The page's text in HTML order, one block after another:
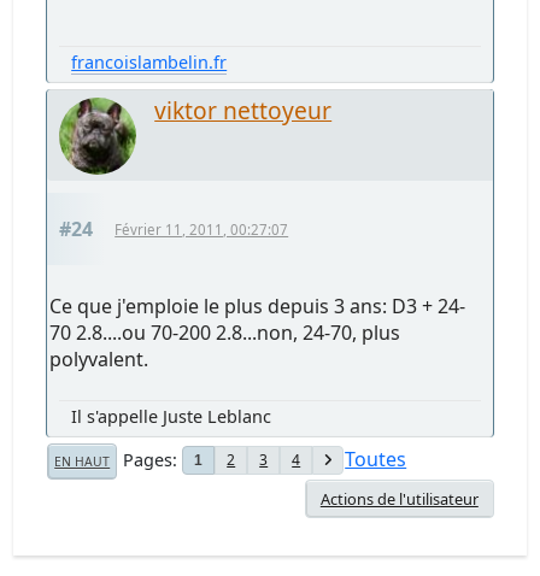
francoislambelin.fr
viktor nettoyeur
#24 Février 11, 2011, 00:27:07
Ce que j'emploie le plus depuis 3 ans: D3 + 24-
70 2.8....ou 70-200 2.8...non, 24-70, plus
polyvalent.
Il s'appelle Juste Leblanc
EN HAUT Pages 1 2 3 4 Toutes
Actions de l'utilisateur